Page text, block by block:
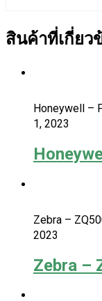
สินค้าที่เกี่ยว
Honeywell –
1, 2023
Zebra –
2023
Zebra –